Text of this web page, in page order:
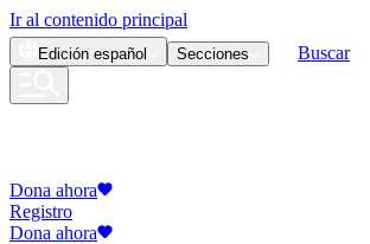
Ir al contenido principal
Edición español Secciones Buscar
Dona ahora
Registro
Dona ahora